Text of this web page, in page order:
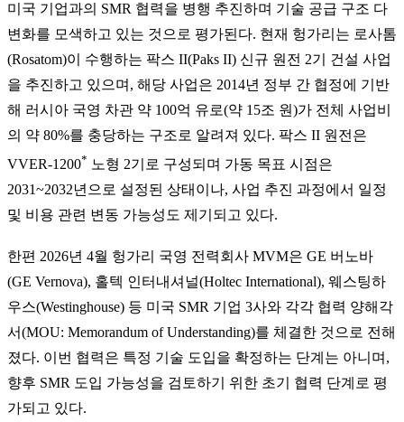
미국 기업과의 SMR 협력을 병행 추진하며 기술 공급 구조 다
변화를 모색하고 있는 것으로 평가된다. 현재 헝가리는 로사톰
(Rosatom)이 수행하는 팍스 II(Paks II) 신규 원전 2기 건설 사업
을 추진하고 있으며, 해당 사업은 2014년 정부 간 협정에 기반
해 러시아 국영 차관 약 100억 유로(약 15조 원)가 전체 사업비
의 약 80%를 충당하는 구조로 알려져 있다. 팍스 II 원전은
VVER-1200* 노형 2기로 구성되며 가동 목표 시점은
2031~2032년으로 설정된 상태이나, 사업 추진 과정에서 일정
및 비용 관련 변동 가능성도 제기되고 있다.
한편 2026년 4월 헝가리 국영 전력회사 MVM은 GE 버노바
(GE Vernova), 홀텍 인터내셔널(Holtec International), 웨스팅하
우스(Westinghouse) 등 미국 SMR 기업 3사와 각각 협력 양해각
서(MOU: Memorandum of Understanding)를 체결한 것으로 전해
졌다. 이번 협력은 특정 기술 도입을 확정하는 단계는 아니며,
향후 SMR 도입 가능성을 검토하기 위한 초기 협력 단계로 평
가되고 있다.